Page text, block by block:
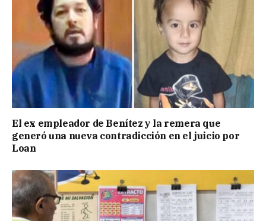
El ex empleador de Benítez y la remera que
generó una nueva contradicción en el juicio por
Loan